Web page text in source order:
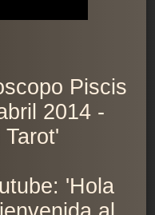
Piscis
2014 -
'Hola